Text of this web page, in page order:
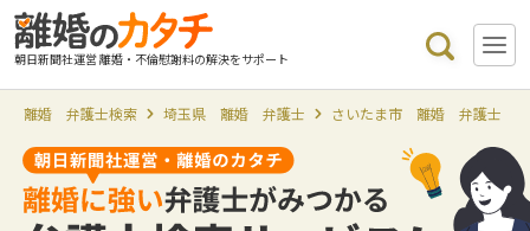
朝日新聞社運営 離婚・不倫慰謝料の解決をサポート
離婚 弁護士検索 埼玉県 離婚 弁護士 さいたま市 離婚 弁護士